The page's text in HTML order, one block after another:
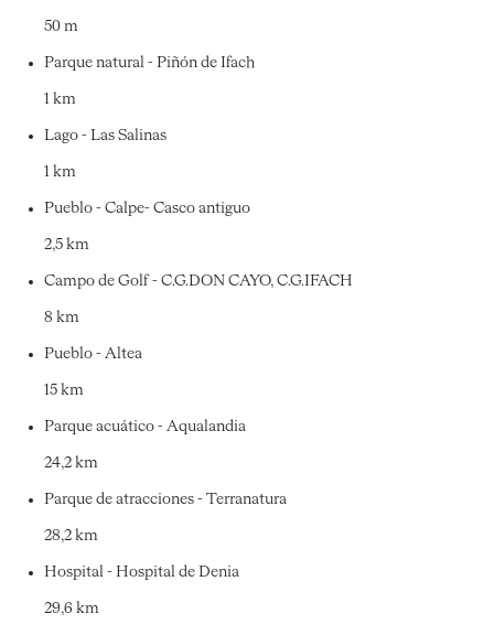
50 m
Parque natural - Piñón de Ifach
1 km
Lago - Las Salinas
1 km
Pueblo - Calpe- Casco antiguo
2,5 km
Campo de Golf - C.G.DON CAYO, C.G.IFACH
8 km
Pueblo - Altea
15 km
Parque acuático - Aqualandia
24,2 km
Parque de atracciones - Terranatura
28,2 km
Hospital - Hospital de Denia
29,6 km